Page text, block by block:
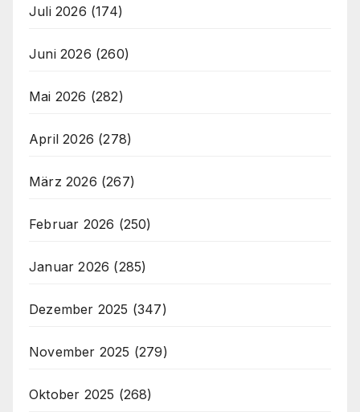
Juli 2026 (174)
Juni 2026 (260)
Mai 2026 (282)
April 2026 (278)
März 2026 (267)
Februar 2026 (250)
Januar 2026 (285)
Dezember 2025 (347)
November 2025 (279)
Oktober 2025 (268)